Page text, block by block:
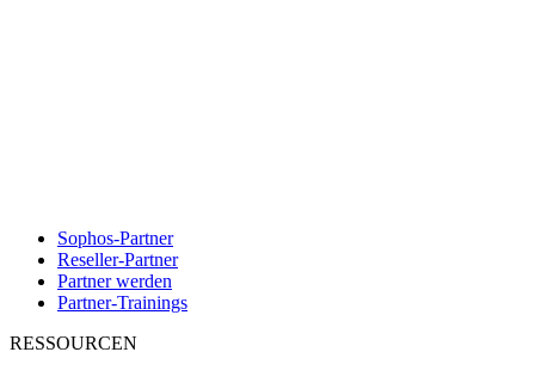
Sophos-Partner
Reseller-Partner
Partner werden
Partner-Trainings
RESSOURCEN